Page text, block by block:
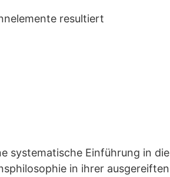
resultiert
systematische Einführung in die
in ihrer ausgereiften